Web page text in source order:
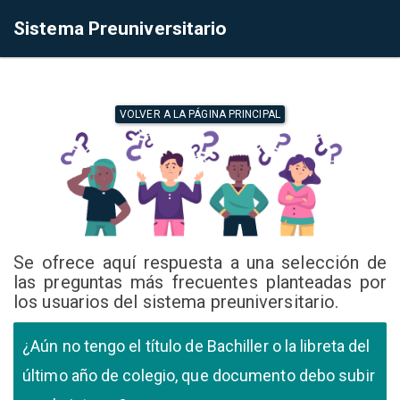
Sistema Preuniversitario
VOLVER A LA PÁGINA PRINCIPAL
Se ofrece aquí respuesta a una selección de
las preguntas más frecuentes planteadas por
los usuarios del sistema preuniversitario.
¿Aún no tengo el título de Bachiller o la libreta del
último año de colegio, que documento debo subir